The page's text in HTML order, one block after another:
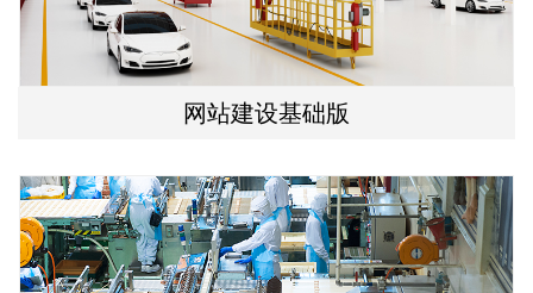
网站建设基础版